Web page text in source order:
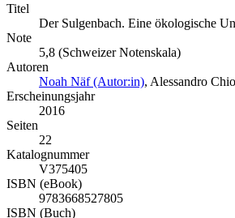
Titel
Der Sulgenbach. Eine ökologische
Note
5,8 (Schweizer Notenskala)
Autoren
Noah Näf (Autor:in), Alessandro
Erscheinungsjahr
2016
Seiten
22
Katalognummer
V375405
ISBN (eBook)
9783668527805
ISBN (Buch)